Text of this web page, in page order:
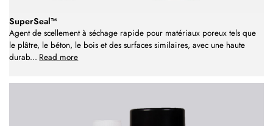
SuperSeal™
Agent de scellement à séchage rapide pour matériaux poreux tels que
le plâtre, le béton, le bois et des surfaces similaires, avec une haute
durab... Read more